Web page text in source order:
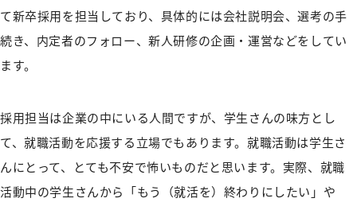
て新卒採用を担当しており、具体的には会社説明会、選考の手
続き、内定者のフォロー、新人研修の企画・運営などをしてい
ます。
採用担当は企業の中にいる人間ですが、学生さんの味方とし
て、就職活動を応援する立場でもあります。就職活動は学生さ
んにとって、とても不安で怖いものだと思います。実際、就職
活動中の学生さんから「もう（就活を）終わりにしたい」や